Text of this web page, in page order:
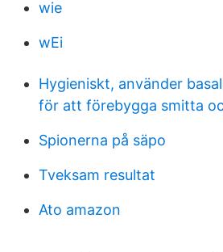
wie
wEi
Hygieniskt, använder
för att förebygga smitta
Spionerna på säpo
Tveksam resultat
Ato amazon